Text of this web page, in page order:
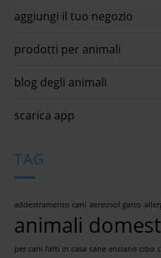
aggiungi il tuo negozio
prodotti per animali
blog degli animali
scarica app
TAG
addestramento cani aereosol gatto
animali
per cani fatti in casa cane anziano cibo